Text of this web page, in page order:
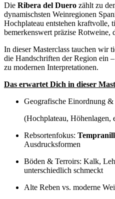
Die Ribera del Duero zählt zu
dynamischsten Weinregionen
Hochplateau entstehen kraftvolle,
bemerkenswert präzise Rotweine,
In dieser Masterclass tauchen wir
die Handschriften der Region ein
zu modernen Interpretationen.
Das erwartet Dich in dieser
Geografische Einordnung
(Hochplateau, Höhenlagen,
Rebsortenfokus:
Ausdrucksformen
Böden & Terroirs: Kalk,
unterschiedlich schmeckt
Alte Reben vs. moderne